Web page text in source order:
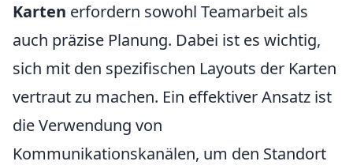
Karten erfordern sowohl Teamarbeit als
auch präzise Planung. Dabei ist es wichtig,
sich mit den spezifischen Layouts der Karten
vertraut zu machen. Ein effektiver Ansatz ist
die Verwendung von
Kommunikationskanälen, um den Standort